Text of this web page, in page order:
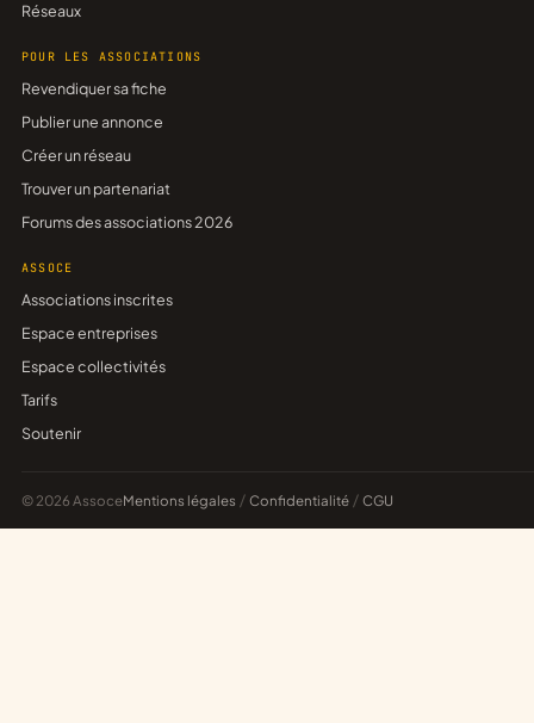
Réseaux
POUR LES ASSOCIATIONS
Revendiquer sa fiche
Publier une annonce
Créer un réseau
Trouver un partenariat
Forums des associations 2026
ASSOCE
Associations inscrites
Espace entreprises
Espace collectivités
Tarifs
Soutenir
© 2026 AssoceMentions légales / Confidentialité / CGU